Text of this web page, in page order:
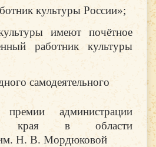
культуры России»;
имеют почётное
работник культуры
самодеятельного
администрации
края в области
Н. В. Мордюковой